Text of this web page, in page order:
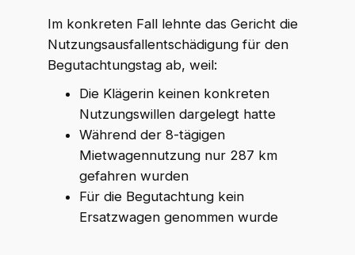
Im konkreten Fall lehnte das Gericht die
Nutzungsausfallentschädigung für den
Begutachtungstag ab, weil:
Die Klägerin keinen konkreten
Nutzungswillen dargelegt hatte
Während der 8-tägigen
Mietwagennutzung nur 287 km
gefahren wurden
Für die Begutachtung kein
Ersatzwagen genommen wurde